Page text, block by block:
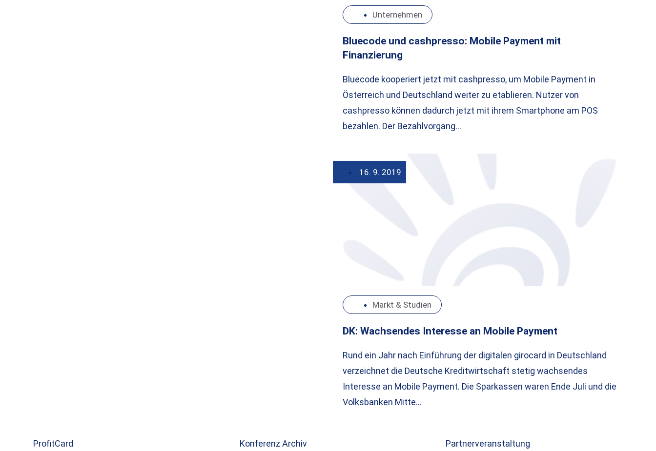
Unternehmen
Bluecode und cashpresso: Mobile Payment mit
Finanzierung
Bluecode kooperiert jetzt mit cashpresso, um Mobile Payment in
Österreich und Deutschland weiter zu etablieren. Nutzer von
cashpresso können dadurch jetzt mit ihrem Smartphone am POS
bezahlen. Der Bezahlvorgang…
16. 9. 2019
Markt & Studien
DK: Wachsendes Interesse an Mobile Payment
Rund ein Jahr nach Einführung der digitalen girocard in Deutschland
verzeichnet die Deutsche Kreditwirtschaft stetig wachsendes
Interesse an Mobile Payment. Die Sparkassen waren Ende Juli und die
Volksbanken Mitte…
ProfitCard Konferenz Archiv Partnerveranstaltung